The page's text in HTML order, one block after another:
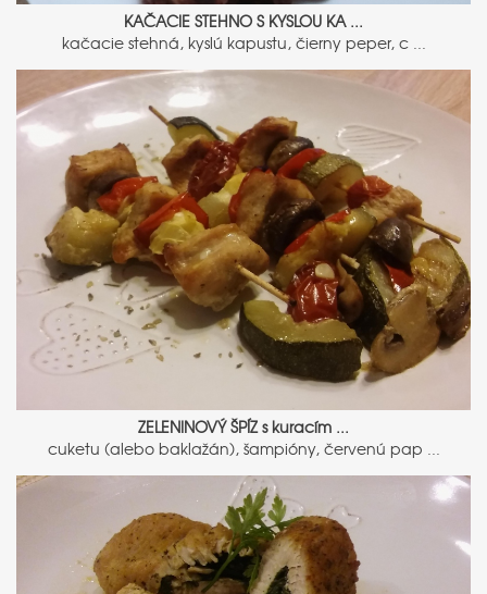
KAČACIE STEHNO S KYSLOU KA ...
kačacie stehná, kyslú kapustu, čierny peper, c ...
ZELENINOVÝ ŠPÍZ s kuracím ...
cuketu (alebo baklažán), šampióny, červenú pap ...